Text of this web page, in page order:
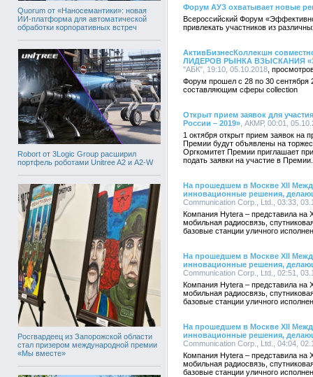
Quorum от «Наносемантики»: новая
ИИ-платформа для автоматической
обработки корпоративных встреч
Robort от 3Logic Group расширил
портфель роботами Unitree A2 и A2-W
Росгвардеец из Запорожской области
стал призером международной премии
«Мы вместе»
Форум АУЗ охватывает новые
Всероссийский Форум
привлекать участников из
АктивБизнесКоллекшн
ЛИДЕРОВ РЫНКА ВЗЫСКАНИЯ
"АБК", 19:10, 05.10.2018
Форум прошел с 28 по 30 сентября
составляющим сферы collection
Открыт прием заявок для
России – 2019» , АКМР, 00:01,
1 октября открыт прием заявок
Премии будут объявлены на
Оргкомитет Премии приглашает
подать заявки на участие в Премии.
На прошедшем в Москве XII
инновационные решения,
Communication Corp., Ltd., 03:33,
Компания Hytera – представила
мобильная радиосвязь,
базовые станции уличного
На прошедшем в Москве XII
инновационные решения,
Communication Corp., Ltd., 02:51,
Компания Hytera – представила
мобильная радиосвязь,
базовые станции уличного
На прошедшем в Москве XII
инновационные решения,
Communication Corp., Ltd., 04:04,
Компания Hytera – представила
мобильная радиосвязь,
базовые станции уличного